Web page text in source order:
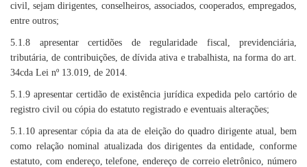
civil, sejam dirigentes, conselheiros, associados, cooperados, empregados,
entre outros;
5.1.8 apresentar certidões de regularidade fiscal, previdenciária,
tributária, de contribuições, de dívida ativa e trabalhista, na forma do art.
34cda Lei nº 13.019, de 2014.
5.1.9 apresentar certidão de existência jurídica expedida pelo cartório de
registro civil ou cópia do estatuto registrado e eventuais alterações;
5.1.10 apresentar cópia da ata de eleição do quadro dirigente atual, bem
como relação nominal atualizada dos dirigentes da entidade, conforme
estatuto, com endereço, telefone, endereço de correio eletrônico, número